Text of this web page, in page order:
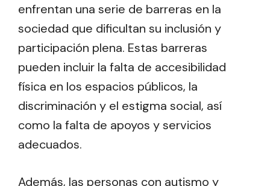
enfrentan una serie de barreras en la
sociedad que dificultan su inclusión y
participación plena. Estas barreras
pueden incluir la falta de accesibilidad
física en los espacios públicos, la
discriminación y el estigma social, así
como la falta de apoyos y servicios
adecuados.
Además, las personas con autismo y